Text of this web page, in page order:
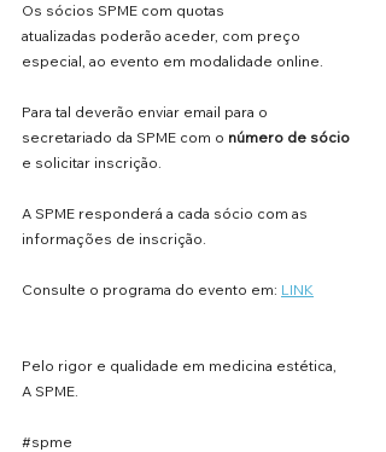
Os sócios SPME com quotas
atualizadas poderão aceder, com preço
especial, ao evento em modalidade online.
Para tal deverão enviar email para o
secretariado da SPME com o número de sócio
e solicitar inscrição.
A SPME responderá a cada sócio com as
informações de inscrição.
Consulte o programa do evento em: LINK
Pelo rigor e qualidade em medicina estética,
A SPME.
#spme